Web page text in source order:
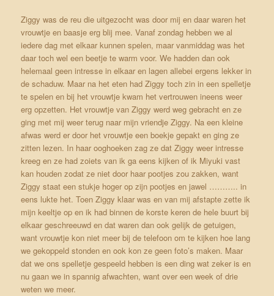
Ziggy was de reu die uitgezocht was door mij en daar waren het
vrouwtje en baasje erg blij mee. Vanaf zondag hebben we al
iedere dag met elkaar kunnen spelen, maar vanmiddag was het
daar toch wel een beetje te warm voor. We hadden dan ook
helemaal geen intresse in elkaar en lagen allebei ergens lekker in
de schaduw. Maar na het eten had Ziggy toch zin in een spelletje
te spelen en bij het vrouwtje kwam het vertrouwen ineens weer
erg opzetten. Het vrouwtje van Ziggy werd weg gebracht en ze
ging met mij weer terug naar mijn vriendje Ziggy. Na een kleine
afwas werd er door het vrouwtje een boekje gepakt en ging ze
zitten lezen. In haar ooghoeken zag ze dat Ziggy weer intresse
kreeg en ze had zoiets van ik ga eens kijken of ik Miyuki vast
kan houden zodat ze niet door haar pootjes zou zakken, want
Ziggy staat een stukje hoger op zijn pootjes en jawel ……….. in
eens lukte het. Toen Ziggy klaar was en van mij afstapte zette ik
mijn keeltje op en ik had binnen de korste keren de hele buurt bij
elkaar geschreeuwd en dat waren dan ook gelijk de getuigen,
want vrouwtje kon niet meer bij de telefoon om te kijken hoe lang
we gekoppeld stonden en ook kon ze geen foto’s maken. Maar
dat we ons spelletje gespeeld hebben is een ding wat zeker is en
nu gaan we in spannig afwachten, want over een week of drie
weten we meer.